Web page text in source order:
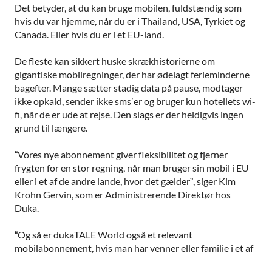
Det betyder, at du kan bruge mobilen, fuldstændig som
hvis du var hjemme, når du er i Thailand, USA, Tyrkiet og
Canada. Eller hvis du er i et EU-land.
De fleste kan sikkert huske skrækhistorierne om
gigantiske mobilregninger, der har ødelagt ferieminderne
bagefter. Mange sætter stadig data på pause, modtager
ikke opkald, sender ikke sms’er og bruger kun hotellets wi-
fi, når de er ude at rejse. Den slags er der heldigvis ingen
grund til længere.
“Vores nye abonnement giver fleksibilitet og fjerner
frygten for en stor regning, når man bruger sin mobil i EU
eller i et af de andre lande, hvor det gælder”, siger Kim
Krohn Gervin, som er Administrerende Direktør hos
Duka.
“Og så er dukaTALE World også et relevant
mobilabonnement, hvis man har venner eller familie i et af